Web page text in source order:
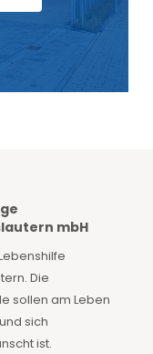
mbH
Die
sollen am Leben
sich
ist.